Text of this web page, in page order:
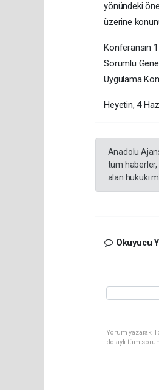
yönündeki
üzerine
Konferansın
Sorumlu
Uygulama
Heyetin, 4
Anadolu
tüm
alan hukuki
Okuyucu
Yorum yazarak
dolaylı tüm